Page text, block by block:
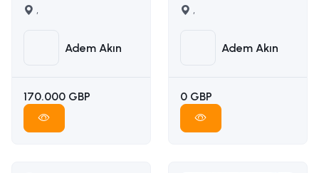
satilik arsa İLETİŞİM
05338314949
,
Adem Akın
170.000 GBP
karşılığı arazi
05338314949
,
Adem Akın
0 GBP